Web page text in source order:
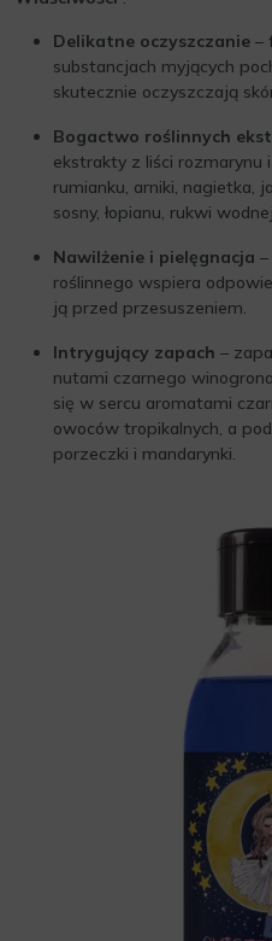
Delikatne oczyszczanie –
substancjach myjących
skutecznie oczyszczają
Bogactwo roślinnych
ekstrakty z liści rozmarynu
rumianku, arniki, nagietka,
sosny, łopianu, rukwi
Nawilżenie i pielęgnacja
roślinnego wspiera
ją przed przesuszeniem.
Intrygujący zapach –
nutami czarnego
się w sercu aromatami
owoców tropikalnych, a
porzeczki i mandarynki.